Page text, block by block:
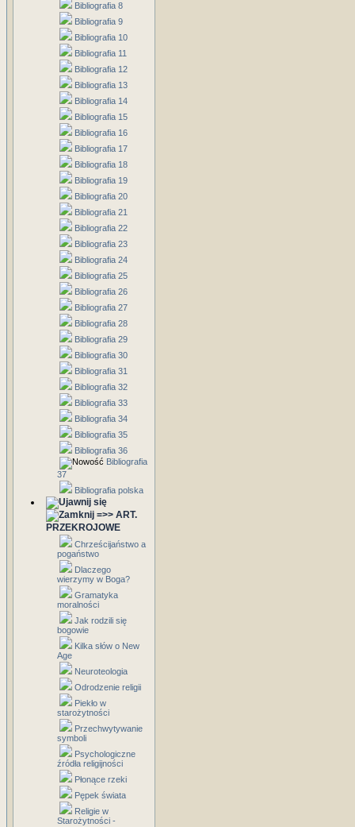
Bibliografia 8
Bibliografia 9
Bibliografia 10
Bibliografia 11
Bibliografia 12
Bibliografia 13
Bibliografia 14
Bibliografia 15
Bibliografia 16
Bibliografia 17
Bibliografia 18
Bibliografia 19
Bibliografia 20
Bibliografia 21
Bibliografia 22
Bibliografia 23
Bibliografia 24
Bibliografia 25
Bibliografia 26
Bibliografia 27
Bibliografia 28
Bibliografia 29
Bibliografia 30
Bibliografia 31
Bibliografia 32
Bibliografia 33
Bibliografia 34
Bibliografia 35
Bibliografia 36
Bibliografia
37
Bibliografia polska
=>> ART.
PRZEKROJOWE
Chrześcijaństwo a
pogaństwo
Dlaczego
wierzymy w Boga?
Gramatyka
moralności
Jak rodzili się
bogowie
Kilka słów o New
Age
Neuroteologia
Odrodzenie religii
Piekło w
starożytności
Przechwytywanie
symboli
Psychologiczne
źródła religijności
Płonące rzeki
Pępek świata
Religie w
Starożytności -